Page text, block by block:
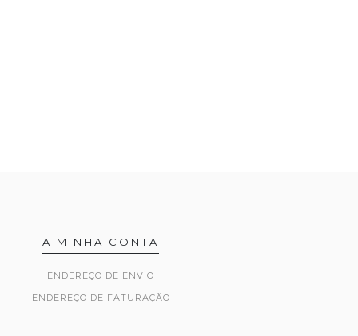
A MINHA CONTA
ENDEREÇO DE ENVÍO
ENDEREÇO DE FATURAÇÃO